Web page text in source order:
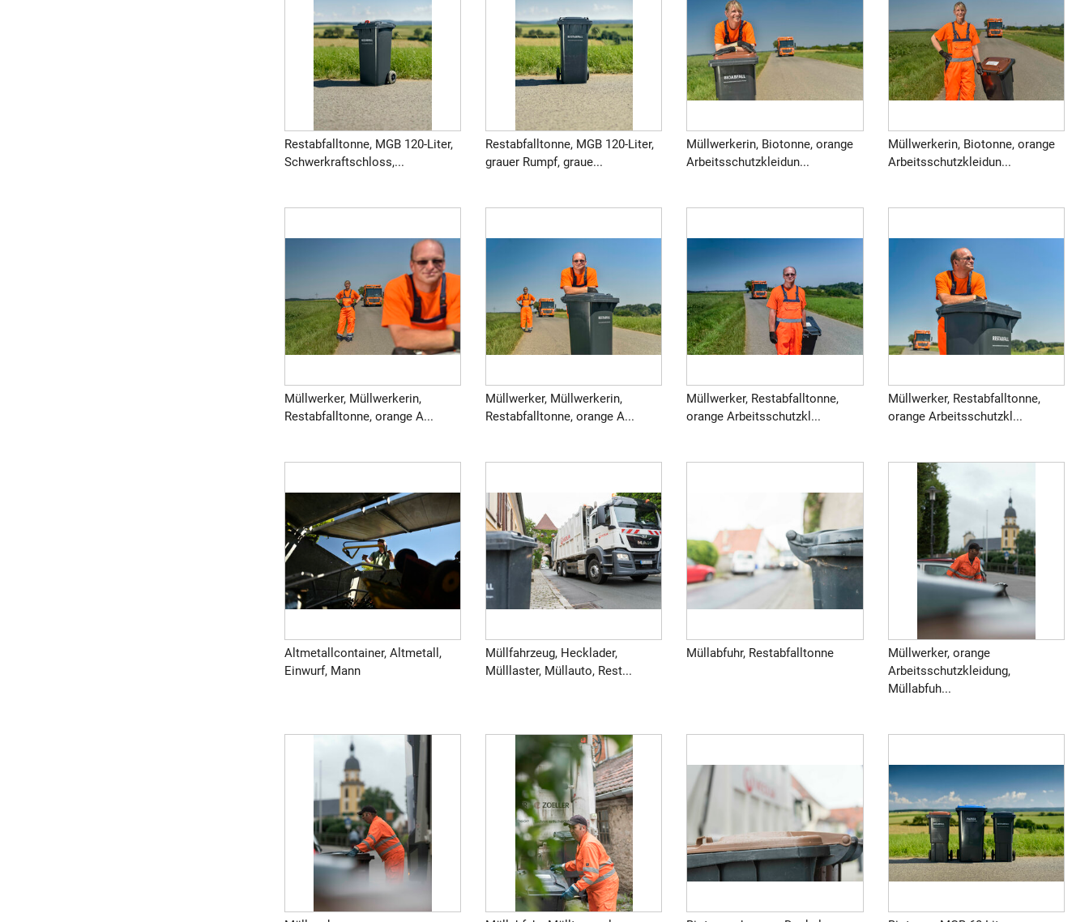
Restabfalltonne, MGB 120-Liter,
Schwerkraftschloss,...
Restabfalltonne, MGB 120-Liter,
grauer Rumpf, graue...
Müllwerkerin, Biotonne, orange
Arbeitsschutzkleidun...
Müllwerkerin, Biotonne, orange
Arbeitsschutzkleidun...
Müllwerker, Müllwerkerin,
Restabfalltonne, orange A...
Müllwerker, Müllwerkerin,
Restabfalltonne, orange A...
Müllwerker, Restabfalltonne,
orange Arbeitsschutzkl...
Müllwerker, Restabfalltonne,
orange Arbeitsschutzkl...
Altmetallcontainer, Altmetall,
Einwurf, Mann
Müllfahrzeug, Hecklader,
Mülllaster, Müllauto, Rest...
Müllabfuhr, Restabfalltonne
Müllwerker, orange
Arbeitsschutzkleidung,
Müllabfuh...